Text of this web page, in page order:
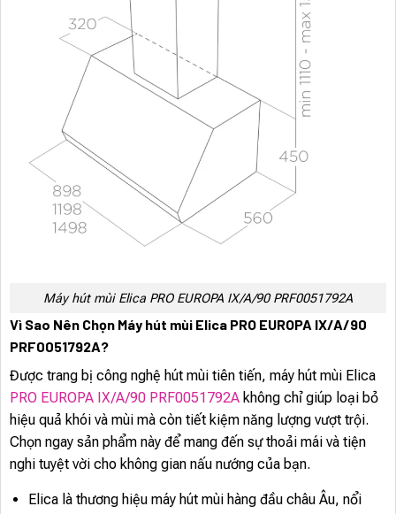
Máy hút mùi Elica PRO EUROPA IX/A/90 PRF0051792A
Vì Sao Nên Chọn Máy hút mùi Elica PRO EUROPA IX/A/90
PRF0051792A?
Được trang bị công nghệ hút mùi tiên tiến, máy hút mùi Elica
PRO EUROPA IX/A/90 PRF0051792A không chỉ giúp loại bỏ
hiệu quả khói và mùi mà còn tiết kiệm năng lượng vượt trội.
Chọn ngay sản phẩm này để mang đến sự thoải mái và tiện
nghi tuyệt vời cho không gian nấu nướng của bạn.
Elica là thương hiệu máy hút mùi hàng đầu châu Âu, nổi